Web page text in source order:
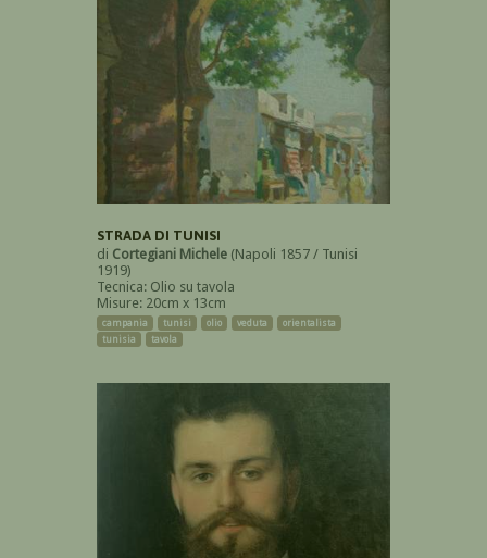
STRADA DI TUNISI
di Cortegiani Michele (Napoli 1857 / Tunisi
1919)
Tecnica: Olio su tavola
Misure: 20cm x 13cm
campania tunisi olio veduta
orientalista
tunisia
tavola